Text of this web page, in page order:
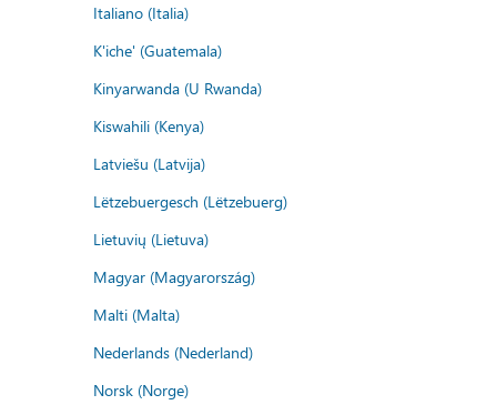
Italiano (Italia)
K'iche' (Guatemala)
Kinyarwanda (U Rwanda)
Kiswahili (Kenya)
Latviešu (Latvija)
Lëtzebuergesch (Lëtzebuerg)
Lietuvių (Lietuva)
Magyar (Magyarország)
Malti (Malta)
Nederlands (Nederland)
Norsk (Norge)